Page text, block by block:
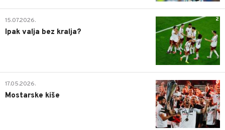
2
15.07.2026.
Ipak valja bez kralja?
0
17.05.2026.
Mostarske kiše